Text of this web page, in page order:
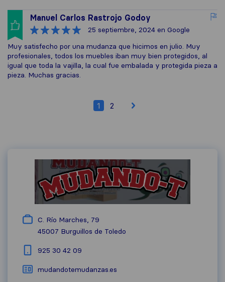
Manuel Carlos Rastrojo Godoy
25 septiembre, 2024 en Google
Muy satisfecho por una mudanza que hicimos en julio. Muy
profesionales, todos los muebles iban muy bien protegidos, al
igual que toda la vajilla, la cual fue embalada y protegida pieza a
pieza. Muchas gracias.
1 2
C. Río Marches, 79
45007 Burguillos de Toledo
925 30 42 09
mudandotemudanzas.es